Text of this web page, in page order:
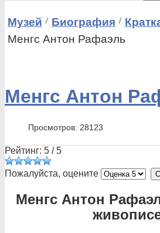
Музей Биография
Менгс Антон Рафаэль
Менгс Антон
Просмотров: 28123
Рейтинг: 5 /5
Пожалуйста, оцените
Менгс Антон